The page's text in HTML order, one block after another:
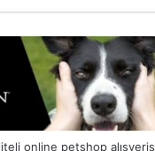
online petshop alışveriş